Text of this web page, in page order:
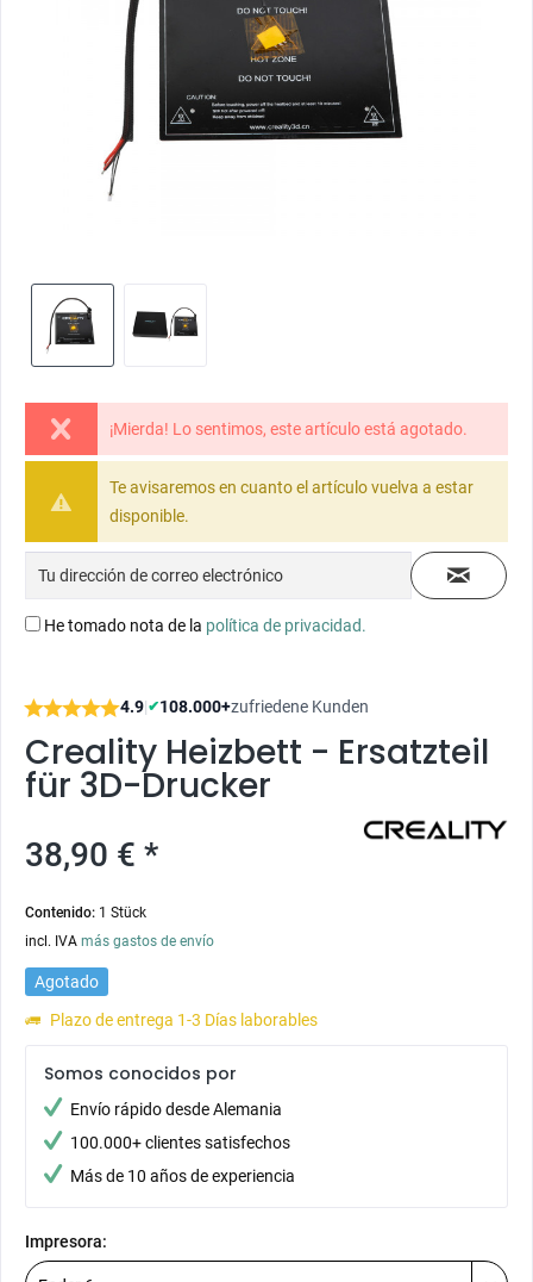
¡Mierda! Lo sentimos, este artículo está agotado.
Te avisaremos en cuanto el artículo vuelva a estar
disponible.
He tomado nota de la política de privacidad.
4.9|✔108.000+zufriedene Kunden
Creality Heizbett - Ersatzteil
für 3D-Drucker
38,90 € *
Contenido: 1 Stück
incl. IVA más gastos de envío
Agotado
Plazo de entrega 1-3 Días laborables
Somos conocidos por
Envío rápido desde Alemania
100.000+ clientes satisfechos
Más de 10 años de experiencia
Impresora: